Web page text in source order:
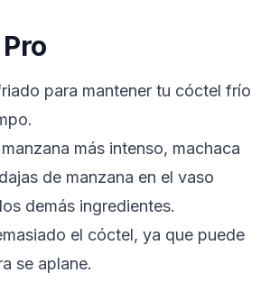
para mantener tu cóctel frío
más intenso, machaca
de manzana en el vaso
demás ingredientes.
el cóctel, ya que puede
se aplane.